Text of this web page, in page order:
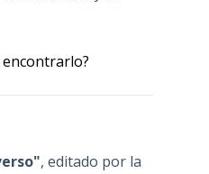
, editado por la